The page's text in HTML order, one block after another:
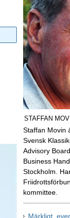
STAFFAN
Staffan Movin
Svensk
Advisory
Business
Stockholm.
kommittee.
Märkligt,